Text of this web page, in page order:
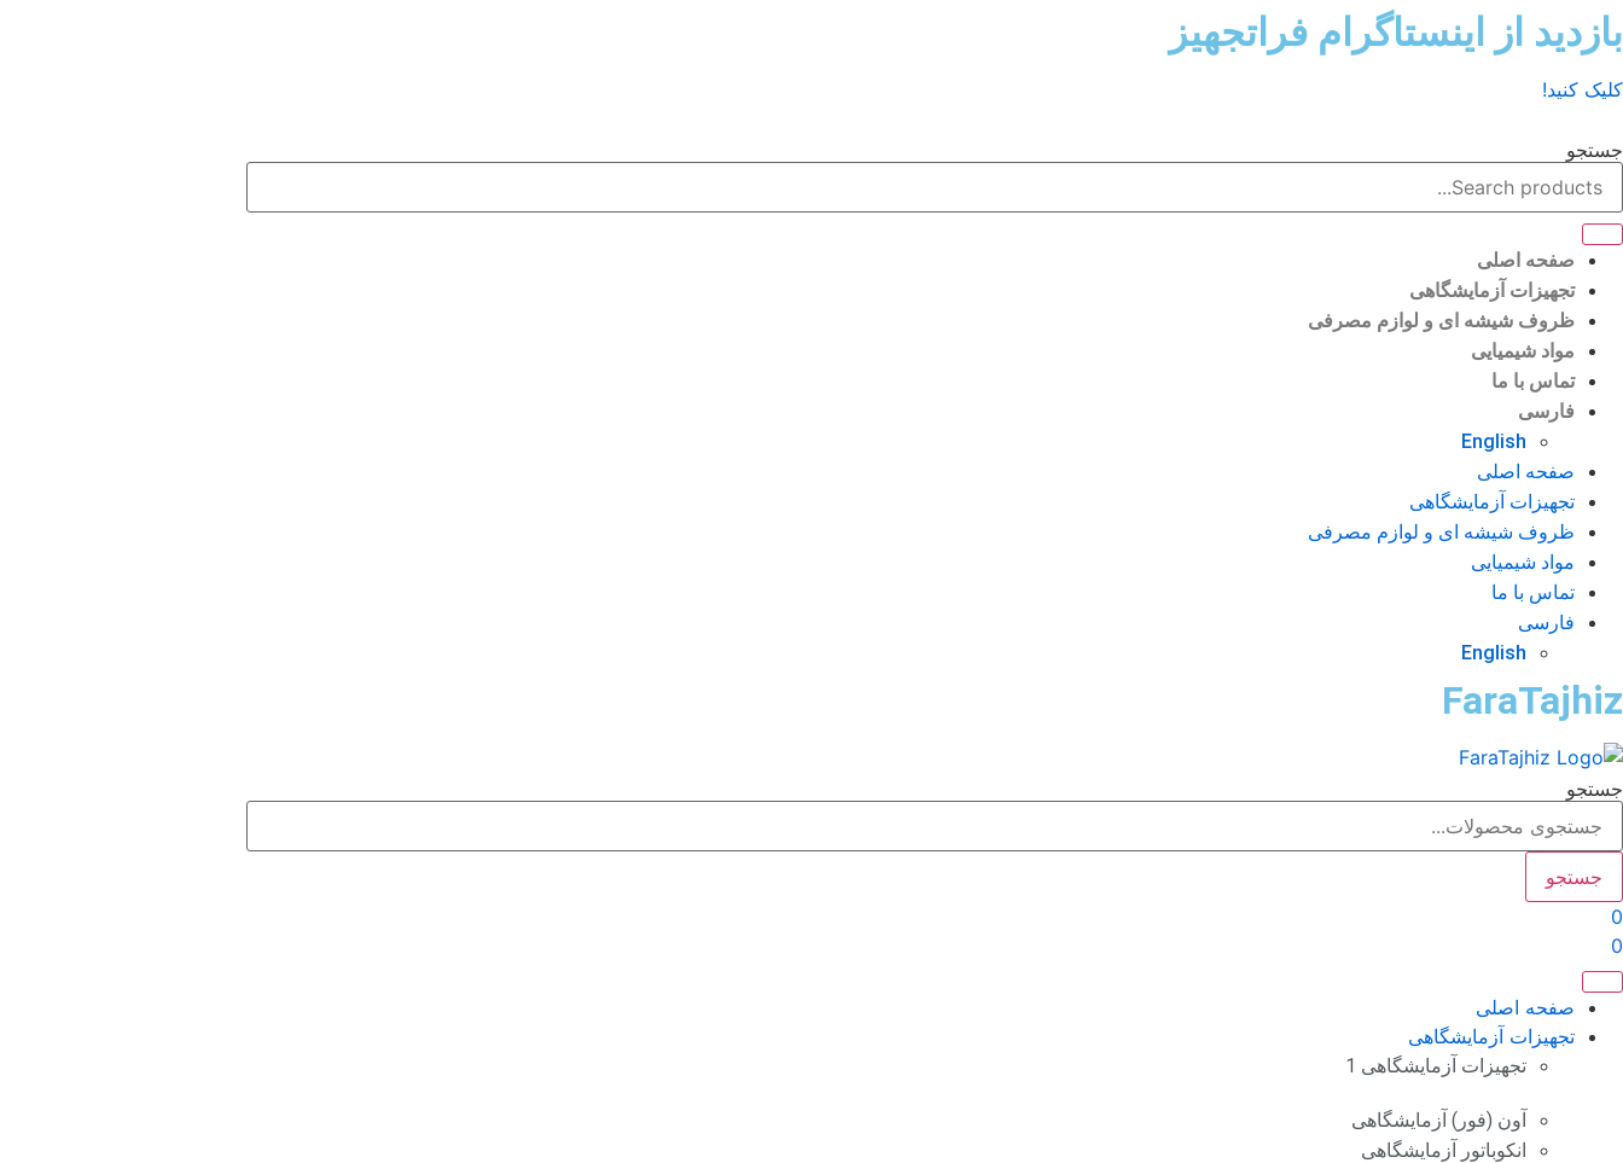
پرش
به
بازدید از اینستاگرام فراتجهیز
کلیک کنید!
جستجو
صفحه اصلی
تجهیزات آزمایشگاهی
ظروف شیشه ای و لوازم مصرفی
مواد شیمیایی
تماس با ما
فارسی
English
صفحه اصلی
تجهیزات آزمایشگاهی
ظروف شیشه ای و لوازم مصرفی
مواد شیمیایی
تماس با ما
فارسی
English
FaraTajhiz
جستجو
جستجو
0
0
صفحه اصلی
تجهیزات آزمایشگاهی
تجهیزات آزمایشگاهی 1
آون (فور) آزمایشگاهی
انکوباتور آزمایشگاهی